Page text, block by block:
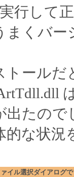
実行して
まくバ
トール
出たので
的な状況
イル選択ダイアログ